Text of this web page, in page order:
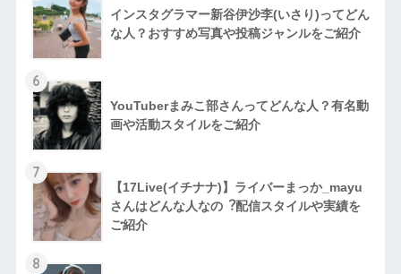
インスタグラマー新谷伊沙李(いさり)ってどん
な⼈？おすすめ写真や投稿ジャンルをご紹介
6
YouTuberまみこ部さんってどんな⼈？有名動
画や活動スタイルをご紹介
7
【17Live(イチナナ)】ライバーまっか_mayu
さんはどんな人なの︖配信スタイルや実績を
ご紹介
8